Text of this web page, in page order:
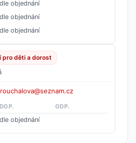
dle objednání
dle objednání
dle objednání
děti a dorost
DOP. ODP.
dle objednání